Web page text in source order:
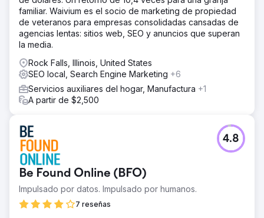
familiar. Waivium es el socio de marketing de propiedad
de veteranos para empresas consolidadas cansadas de
agencias lentas: sitios web, SEO y anuncios que superan
la media.
Rock Falls, Illinois, United States
SEO local, Search Engine Marketing +6
Servicios auxiliares del hogar, Manufactura +1
A partir de $2,500
Be Found Online (BFO)
Impulsado por datos. Impulsado por humanos.
7 reseñas
4.8